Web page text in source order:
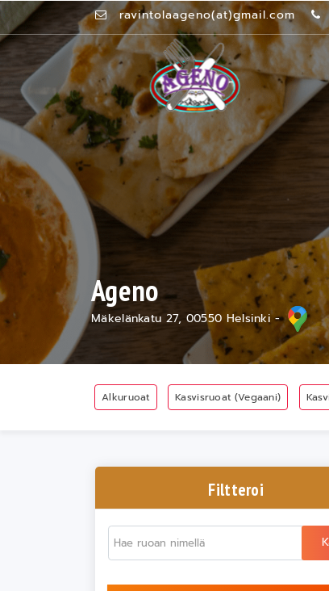
ravintolaageno(at)gmail.com
Ageno
Mäkelänkatu 27, 00550 Helsinki -
Alkuruoat Kasvisruoat (Vegaani)
Filtteroi